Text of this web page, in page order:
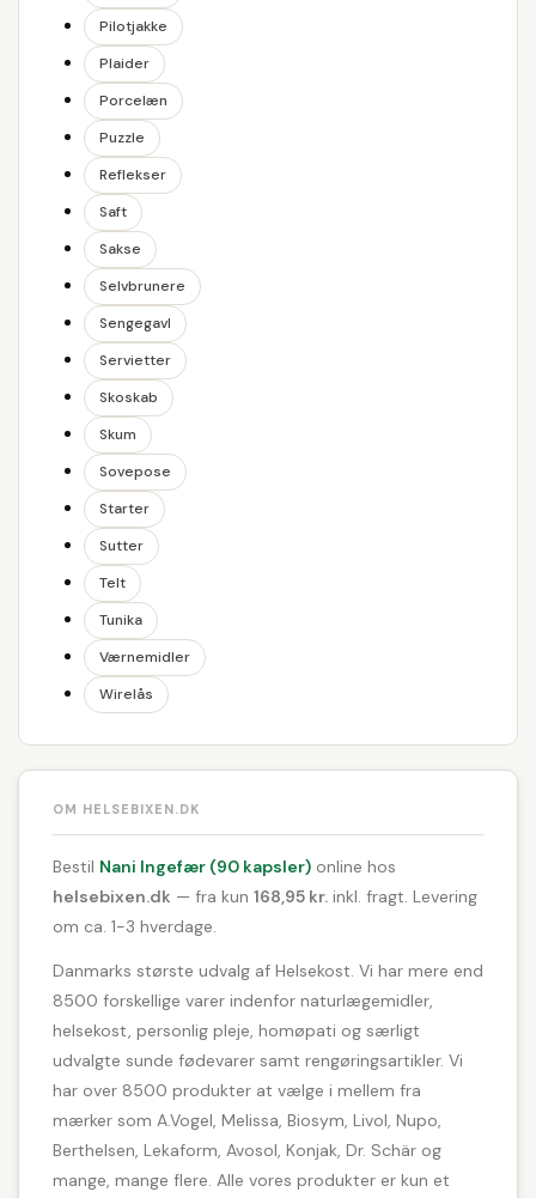
Pilotjakke
Plaider
Porcelæn
Puzzle
Reflekser
Saft
Sakse
Selvbrunere
Sengegavl
Servietter
Skoskab
Skum
Sovepose
Starter
Sutter
Telt
Tunika
Værnemidler
Wirelås
OM HELSEBIXEN.DK
Bestil Nani Ingefær (90 kapsler) online hos
helsebixen.dk — fra kun 168,95 kr. inkl. fragt. Levering
om ca. 1-3 hverdage.
Danmarks største udvalg af Helsekost. Vi har mere end
8500 forskellige varer indenfor naturlægemidler,
helsekost, personlig pleje, homøpati og særligt
udvalgte sunde fødevarer samt rengøringsartikler. Vi
har over 8500 produkter at vælge i mellem fra
mærker som A.Vogel, Melissa, Biosym, Livol, Nupo,
Berthelsen, Lekaform, Avosol, Konjak, Dr. Schär og
mange, mange flere. Alle vores produkter er kun et